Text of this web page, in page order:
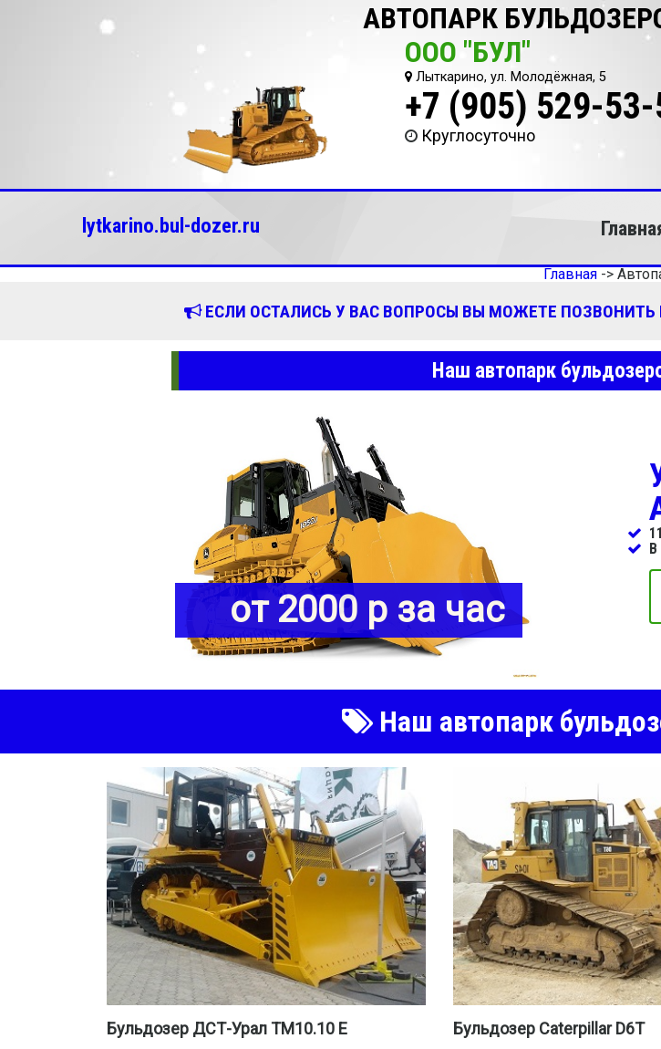
АВТОПАРК
ООО "БУЛ"
Лыткарино, ул. Молодёжная, 5
+7 (905) 529-
Круглосуточно
lytkarino.bul-dozer.ru
Главная ->
ЕСЛИ ОСТАЛИСЬ У ВАС ВОПРОСЫ ВЫ МОЖЕТЕ ПОЗВОНИТЬ
Наш автопарк
от 2000 р за час
В
Наш автопарк
Бульдозер ДСТ-Урал ТМ10.10 Е Бульдозер Caterpillar D6T